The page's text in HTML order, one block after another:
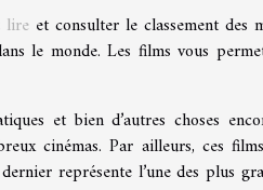
lireet consulter le classement des
le monde. Les films vous
et bien d’autres choses
cinémas. Par ailleurs, ces
représente l’une des plus